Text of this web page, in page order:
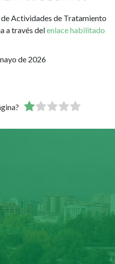
Actividades de Tratamiento
a través delenlace habilitado
de 2026